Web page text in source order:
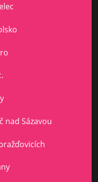
nad Sázavou